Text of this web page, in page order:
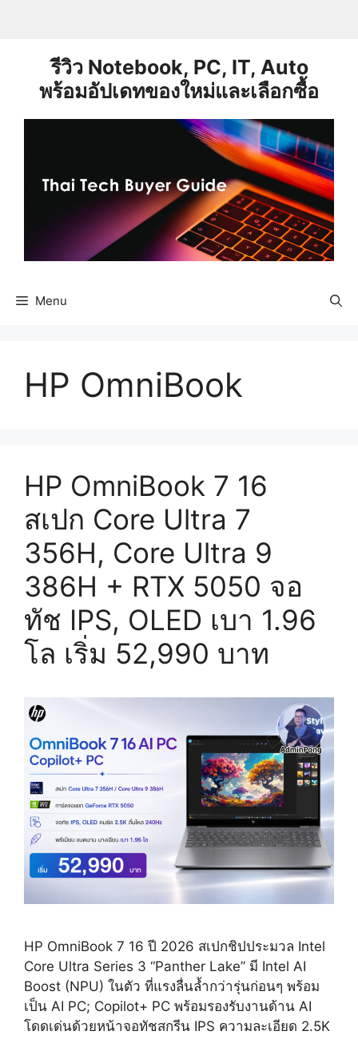
รีวิว Notebook, PC, IT, Auto
พร้อมอัปเดทของใหม่และเลือกซื้อ
Menu
HP OmniBook
HP OmniBook 7 16
สเปก Core Ultra 7
356H, Core Ultra 9
386H + RTX 5050 จอ
ทัช IPS, OLED เบา 1.96
โล เริ่ม 52,990 บาท
HP OmniBook 7 16 ปี 2026 สเปกชิปประมวล Intel
Core Ultra Series 3 “Panther Lake” มี Intel AI
Boost (NPU) ในตัว ที่แรงลื่นล้ำกว่ารุ่นก่อนๆ พร้อม
เป็น AI PC; Copilot+ PC พร้อมรองรับงานด้าน AI
โดดเด่นด้วยหน้าจอทัชสกรีน IPS ความละเอียด 2.5K